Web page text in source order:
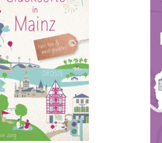
mehr Infos …
bestellen